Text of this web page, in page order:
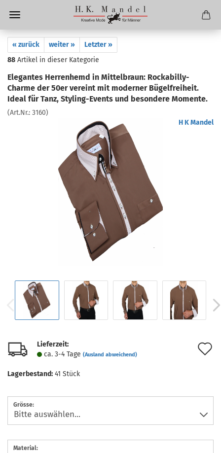
« zurück weiter »
Letzter »
88 Artikel in dieser Kategorie
Elegantes Herrenhemd in Mittelbraun: Rockabilly-
Charme der 50er vereint mit moderner Bügelfreiheit.
Ideal für Tanz, Styling-Events und besondere Momente.
(Art.Nr.: 3160)
H K Mandel
Lieferzeit:
ca. 3-4 Tage (Ausland abweichend)
Lagerbestand: 41 Stück
Grösse:
Material: